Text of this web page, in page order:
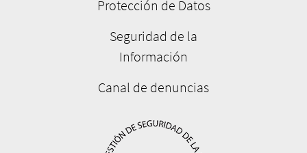
Protección de Datos
Seguridad de la
Información
Canal de denuncias